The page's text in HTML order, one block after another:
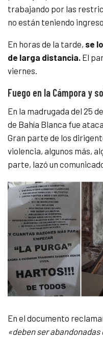
trabajando por las
no están teniendo
En horas de la tarde, se
de larga distancia. El
viernes.
Fuego en la Cámpora y
En la madrugada del 25
de Bahía Blanca fue
Gran parte de los
violencia, algunos más,
parte, lazó un
En el documento
«deben ser